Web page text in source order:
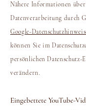
Nähere Informationen
Datenverarbeitung durch
Google-
können Sie im
persönlichen Datenschutz-
verändern.
Eingebettete YouTube-